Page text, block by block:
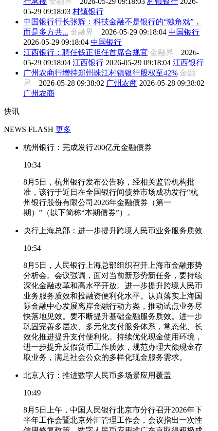
05-29 09:18:03 村镇银行
中国银行行长张辉：科技金融不是银行的“独角戏”，
而是多方共... 金融界 2026-05-29 09:18:04 中国银行
2026-05-29 09:18:04 中国银行
江西银行：聘任钱正担任首席合规官 金融界 2026-
05-29 09:18:04 江西银行 2026-05-29 09:18:04 江西银行
广州农商行增持郑州珠江村镇银行股权至42% 金融
界 2026-05-28 09:38:02 广州农商 2026-05-28 09:38:02
广州农商
快讯
NEWS FLASH 更多
杭州银行：完成发行200亿元金融债券
10:34
8月5日，杭州银行发布公告称，经相关监管机构批
准，该行于近日在全国银行间债券市场成功发行“杭
州银行股份有限公司2026年金融债券（第一
期）”（以下简称“本期债券”）。
央行上海总部：进一步提升跨境人民币业务服务质效
10:54
8月5日，人民银行上海总部组织召开上海市金融形势
分析会。会议强调，面对当前新形势新任务，要持续
深化金融改革和高水平开放。进一步提升跨境人民币
业务服务质效和投融资便利化水平。认真落实上海国
际金融中心发展离岸金融行动方案，推动试点业务尽
快落地见效。要不断提升基础金融服务质效。进一步
巩固完善多层次、多元化支付服务体系，常态化、长
效化推进提升支付便利化。持续优化现金使用环境，
进一步提升反假货币工作质效，规范办理大额现金存
取业务，满足社会公众的多样化现金服务需求。
北京人行：推进数字人民币多场景应用覆盖
10:49
8月5日上午，中国人民银行北京市分行召开2026年下
半年工作会暨北京外汇管理工作会，会议指出一次性